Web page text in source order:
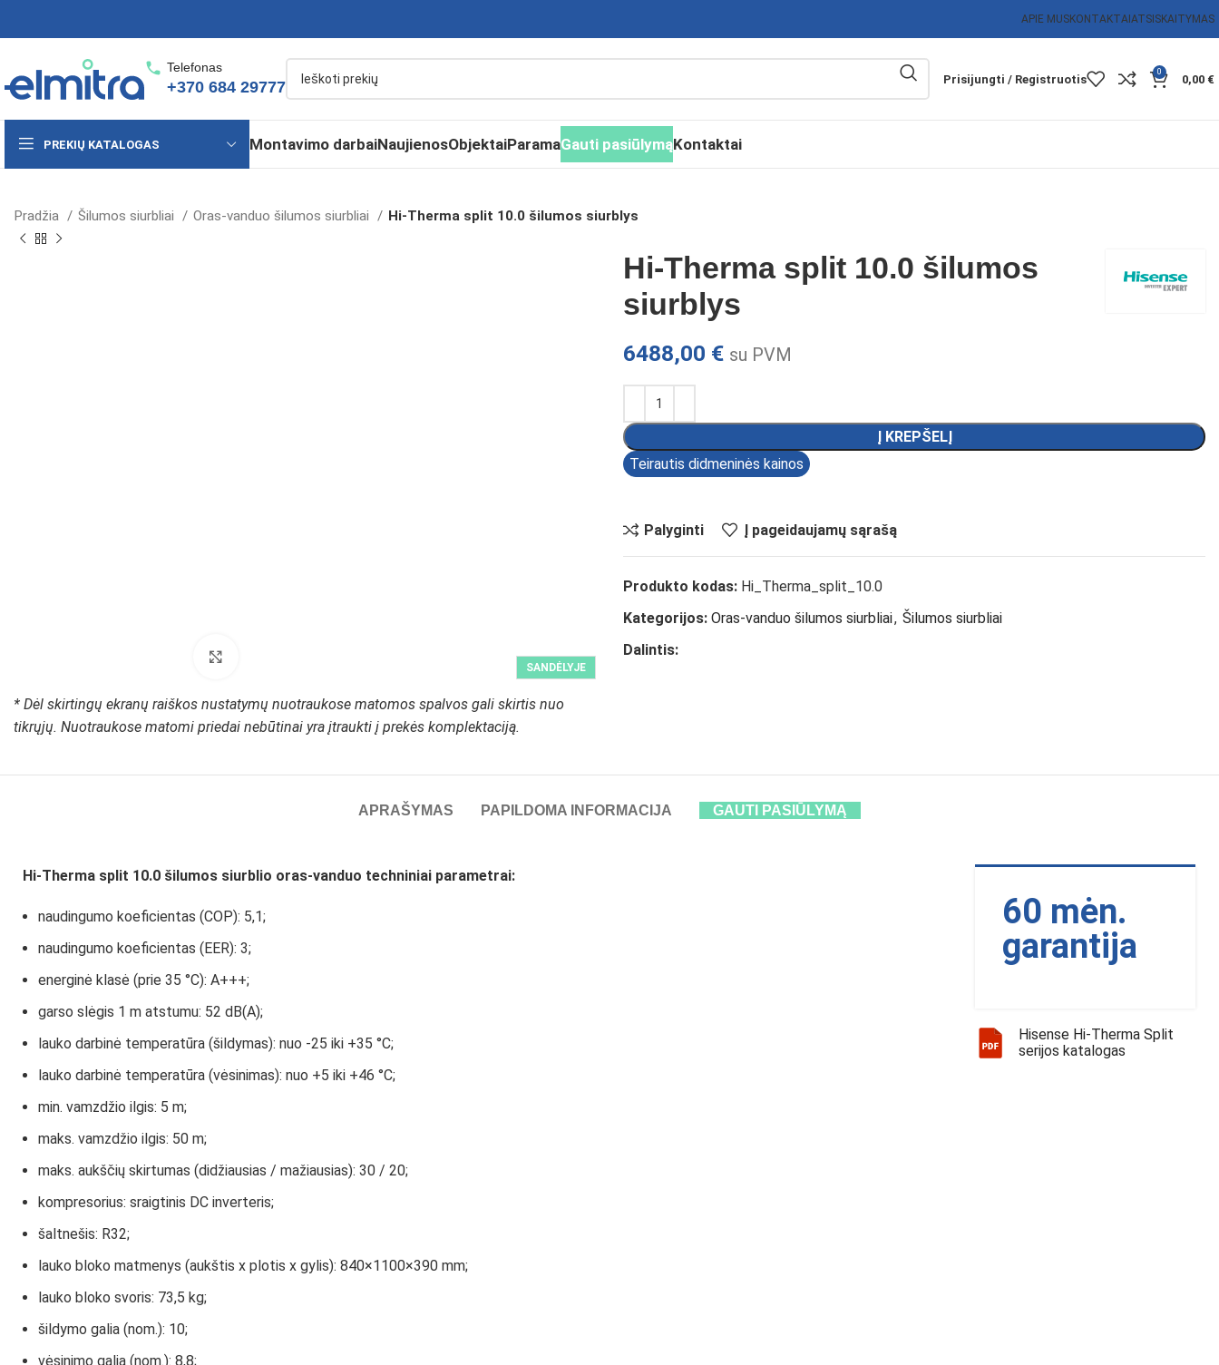
APIE MUSKONTAKTAI ATSISKAITYMAS
Telefonas
+370 684 29777 Prisijungti / Registruotis
0
0,00 €
PREKIŲ KATALOGAS Montavimo darbaiNaujienosObjektaiParamaGauti pasiūlymąKontaktai
Pradžia Šilumos siurbliai Oras-vanduo šilumos siurbliai Hi-Therma split 10.0 šilumos siurblys
SANDĖLYJE
* Dėl skirtingų ekranų raiškos nustatymų nuotraukose matomos spalvos gali skirtis nuo
tikrųjų. Nuotraukose matomi priedai nebūtinai yra įtraukti į prekės komplektaciją.
Hi-Therma split 10.0 šilumos
siurblys
6488,00 € su PVM
Į KREPŠELĮ
Teirautis didmeninės kainos
Palyginti Į pageidaujamų sąrašą
Produkto kodas: Hi_Therma_split_10.0
Kategorijos: Oras-vanduo šilumos siurbliai, Šilumos siurbliai
Dalintis:
APRAŠYMAS PAPILDOMA INFORMACIJA GAUTI PASIŪLYMĄ
Hi-Therma split 10.0 šilumos siurblio oras-vanduo techniniai parametrai:
naudingumo koeficientas (COP): 5,1;
naudingumo koeficientas (EER): 3;
energinė klasė (prie 35 °C): A+++;
garso slėgis 1 m atstumu: 52 dB(A);
lauko darbinė temperatūra (šildymas): nuo -25 iki +35 °C;
lauko darbinė temperatūra (vėsinimas): nuo +5 iki +46 °C;
min. vamzdžio ilgis: 5 m;
maks. vamzdžio ilgis: 50 m;
maks. aukščių skirtumas (didžiausias / mažiausias): 30 / 20;
kompresorius: sraigtinis DC inverteris;
šaltnešis: R32;
lauko bloko matmenys (aukštis x plotis x gylis): 840×1100×390 mm;
lauko bloko svoris: 73,5 kg;
šildymo galia (nom.): 10;
vėsinimo galia (nom.): 8,8;
60 mėn.
garantija
Hisense Hi-Therma Split
serijos katalogas